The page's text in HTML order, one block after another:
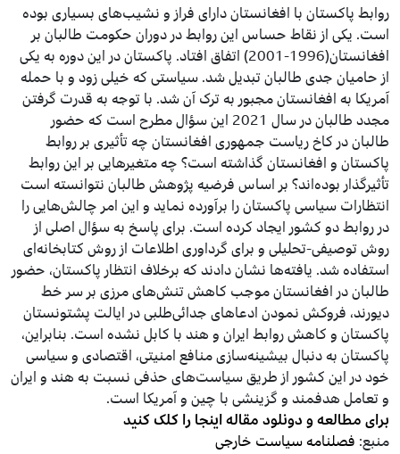
روابط پاکستان با افغانستان دارای فراز و نشیب‌های بسیاری بوده
است. یکی از نقاط حساس این روابط در دوران حکومت طالبان بر
افغانستان(1996-2001) اتفاق افتاد. پاکستان در این دوره به یکی
از حامیان جدی طالبان تبدیل شد. سیاستی که خیلی زود و با حمله
آمریکا به افغانستان مجبور به ترک آن شد. با توجه به قدرت گرفتن
مجدد طالبان در سال 2021 این سؤال مطرح است که حضور
طالبان در کاخ ریاست جمهوری افغانستان چه تأثیری بر روابط
پاکستان و افغانستان گذاشته است؟ چه متغیرهایی بر این روابط
تأثیرگذار بوده‌اند؟ بر اساس فرضیه پژوهش طالبان نتوانسته است
انتظارات سیاسی پاکستان را برآورده نماید و این امر چالش‌هایی را
در روابط دو کشور ایجاد کرده است. برای پاسخ به سؤال اصلی از
روش توصیفی-تحلیلی و برای گرداوری اطلاعات از روش کتابخانه‌ای
استفاده شد. یافته‌ها نشان دادند که برخلاف انتظار پاکستان، حضور
طالبان در افغانستان موجب کاهش تنش‌های مرزی بر سر خط
دیورند، فروکش نمودن ادعاهای جدائی‌طلبی در ایالت پشتونستان
پاکستان و کاهش روابط ایران و هند با کابل نشده است. بنابراین،
پاکستان به دنبال بیشینه‌سازی منافع امنیتی، اقتصادی و سیاسی
خود در این کشور از طریق سیاست‌های حذفی نسبت به هند و ایران
و تعامل هدفمند و گزینشی با چین و آمریکا است.
برای مطالعه و دونلود مقاله اینجا را کلک کنید
منبع: فصلنامه سیاست خارجی